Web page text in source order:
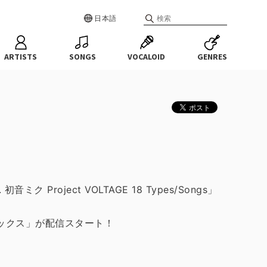
日本語
ARTISTS SONGS VOCALOID GENRES
音ミク Project VOLTAGE 18 Types/Songs」
ス」が配信スタート！